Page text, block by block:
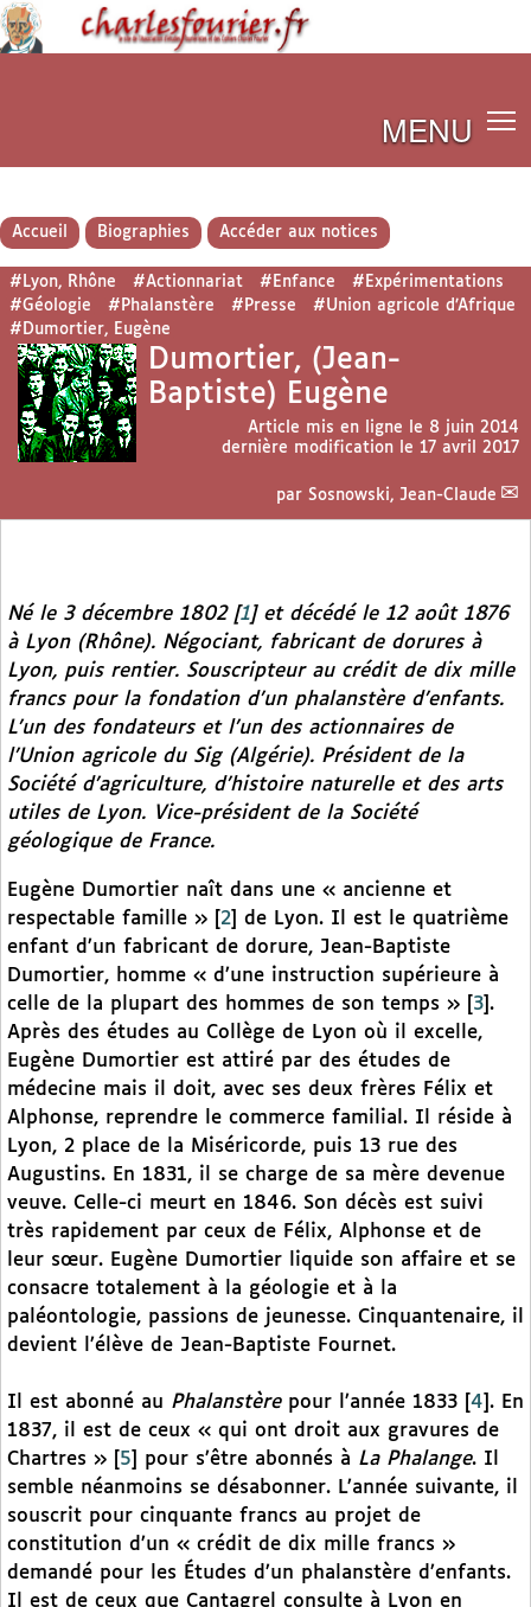
MENU
Accueil Biographies Accéder aux notices
#Lyon, Rhône #Actionnariat #Enfance
#Expérimentations
#Géologie
#Phalanstère #Presse
#Union agricole d’Afrique
#Dumortier, Eugène
Dumortier, (Jean-
Baptiste) Eugène
Article mis en ligne le 8 juin 2014
dernière modification le 17 avril 2017
par Sosnowski, Jean-Claude
Né le 3 décembre 1802[1]et décédé le 12 août 1876
à Lyon (Rhône). Négociant, fabricant de dorures à
Lyon, puis rentier. Souscripteur au crédit de dix mille
francs pour la fondation d’un phalanstère d’enfants.
L’un des fondateurs et l’un des actionnaires de
l’Union agricole du Sig (Algérie). Président de la
Société d’agriculture, d’histoire naturelle et des arts
utiles de Lyon. Vice-président de la Société
géologique de France.
Eugène Dumortier naît dans une « ancienne et
respectable famille »
2
de Lyon. Il est le quatrième
enfant d’un fabricant de dorure, Jean-Baptiste
Dumortier, homme « d’une instruction supérieure à
celle de la plupart des hommes de son temps »
3 .
Après des études au Collège de Lyon où il excelle,
Eugène Dumortier est attiré par des études de
médecine mais il doit, avec ses deux frères Félix et
Alphonse, reprendre le commerce familial. Il réside à
Lyon, 2 place de la Miséricorde, puis 13 rue des
Augustins. En 1831, il se charge de sa mère devenue
veuve. Celle-ci meurt en 1846. Son décès est suivi
très rapidement par ceux de Félix, Alphonse et de
leur sœur. Eugène Dumortier liquide son affaire et se
consacre totalement à la géologie et à la
paléontologie, passions de jeunesse. Cinquantenaire, il
devient l’élève de Jean-Baptiste Fournet.
Il est abonné au Phalanstèrepour l’année 1833 4 . En
1837, il est de ceux « qui ont droit aux gravures de
Chartres »
5 pour s’être abonnés à La Phalange. Il
semble néanmoins se désabonner. L’année suivante, il
souscrit pour cinquante francs au projet de
constitution d’un « crédit de dix mille francs »
demandé pour les Études d’un phalanstère d’enfants.
Il est de ceux que Cantagrel consulte à Lyon en